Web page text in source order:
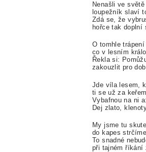
Nenašli ve
loupežník slaví
Zdá se, že
hořce tak doplní
O tomhle
co v lesním
Řekla si:
zakouzlit pro
Jde víla lesem,
ti se už za
Vybafnou na ni
Dej zlato,
My jsme tu
do kapes
To snadné
při tajném říkání